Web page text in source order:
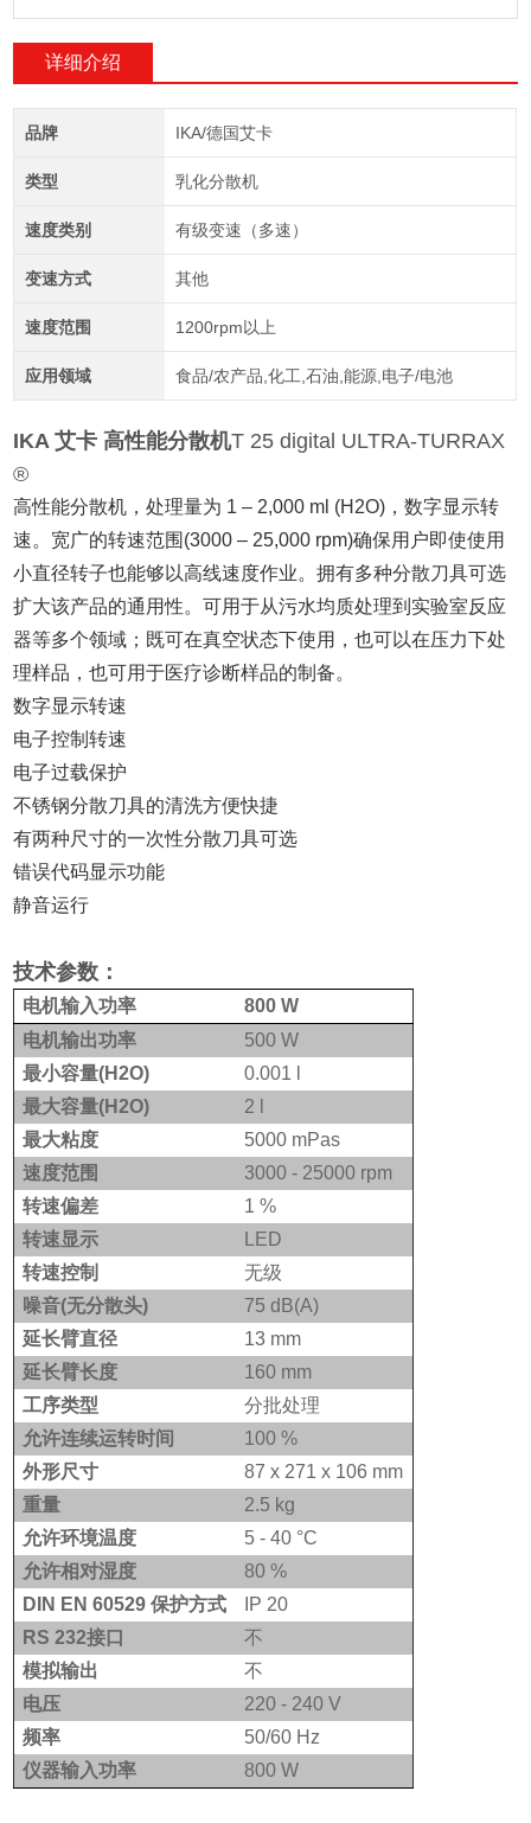
详细介绍
品牌 IKA/德国艾卡
类型 乳化分散机
速度类别 有级变速（多速）
变速方式 其他
速度范围 1200rpm以上
应用领域 食品/农产品,化工,石油,能源,电子/电池
IKA 艾卡 高性能分散机T 25 digital ULTRA-TURRAX
®
高性能分散机，处理量为 1 – 2,000 ml (H2O)，数字显示转
速。宽广的转速范围(3000 – 25,000 rpm)确保用户即使使用
小直径转子也能够以高线速度作业。拥有多种分散刀具可选
扩大该产品的通用性。可用于从污水均质处理到实验室反应
器等多个领域；既可在真空状态下使用，也可以在压力下处
理样品，也可用于医疗诊断样品的制备。
数字显示转速
电子控制转速
电子过载保护
不锈钢分散刀具的清洗方便快捷
有两种尺寸的一次性分散刀具可选
错误代码显示功能
静音运行
技术参数：
电机输入功率
800 W
电机输出功率
500 W
最小容量(H2O)
0.001 l
最大容量(H2O)
2 l
最大粘度
5000 mPas
速度范围
3000 - 25000 rpm
转速偏差
1 %
转速显示
LED
转速控制
无级
噪音(无分散头)
75 dB(A)
延长臂直径
13 mm
延长臂长度
160 mm
工序类型
分批处理
允许连续运转时间
100 %
外形尺寸
87 x 271 x 106 mm
重量
2.5 kg
允许环境温度
5 - 40 °C
允许相对湿度
80 %
DIN EN 60529保护方式
IP 20
RS 232接口
不
模拟输出
不
电压
220 - 240 V
频率
50/60 Hz
仪器输入功率
800 W